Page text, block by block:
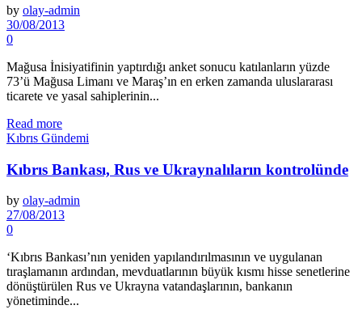
by olay-admin
30/08/2013
0
Mağusa İnisiyatifinin yaptırdığı anket sonucu katılanla­rın yüzde
73’ü Mağusa Limanı ve Maraş’ın en erken zamanda ulus­lararası
ticarete ve yasal sahipleri­nin...
Read more
Kıbrıs Gündemi
Kıbrıs Bankası, Rus ve Ukraynalıların kontrolünde
by olay-admin
27/08/2013
0
‘Kıbrıs Bankası’nın yeniden yapılandırılmasının ve uygulanan
tıraşlamanın ardın­dan, mevduatlarının büyük kısmı hisse senetlerine
dönüştürülen Rus ve Ukrayna vatandaşlarının, banka­nın
yönetiminde...